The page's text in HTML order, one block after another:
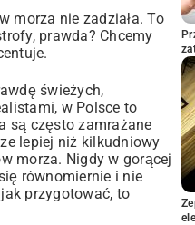
morza nie zadziała. To
prawda? Chcemy
świeżych,
w Polsce to
są często zamrażane
lepiej niż kilkudniowy
morza. Nigdy w gorącej
równomiernie i nie
przygotować, to